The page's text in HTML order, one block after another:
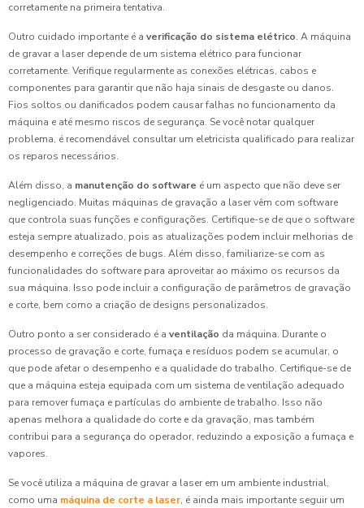
corretamente na primeira tentativa.
Outro cuidado importante é a verificação do sistema elétrico. A máquina
de gravar a laser depende de um sistema elétrico para funcionar
corretamente. Verifique regularmente as conexões elétricas, cabos e
componentes para garantir que não haja sinais de desgaste ou danos.
Fios soltos ou danificados podem causar falhas no funcionamento da
máquina e até mesmo riscos de segurança. Se você notar qualquer
problema, é recomendável consultar um eletricista qualificado para realizar
os reparos necessários.
Além disso, a manutenção do software é um aspecto que não deve ser
negligenciado. Muitas máquinas de gravação a laser vêm com software
que controla suas funções e configurações. Certifique-se de que o software
esteja sempre atualizado, pois as atualizações podem incluir melhorias de
desempenho e correções de bugs. Além disso, familiarize-se com as
funcionalidades do software para aproveitar ao máximo os recursos da
sua máquina. Isso pode incluir a configuração de parâmetros de gravação
e corte, bem como a criação de designs personalizados.
Outro ponto a ser considerado é a ventilação da máquina. Durante o
processo de gravação e corte, fumaça e resíduos podem se acumular, o
que pode afetar o desempenho e a qualidade do trabalho. Certifique-se de
que a máquina esteja equipada com um sistema de ventilação adequado
para remover fumaça e partículas do ambiente de trabalho. Isso não
apenas melhora a qualidade do corte e da gravação, mas também
contribui para a segurança do operador, reduzindo a exposição a fumaça e
vapores.
Se você utiliza a máquina de gravar a laser em um ambiente industrial,
como uma máquina de corte a laser, é ainda mais importante seguir um